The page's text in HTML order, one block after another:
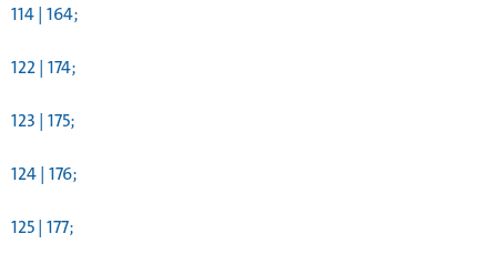
114 | 164;
122 | 174;
123 | 175;
124 | 176;
125 | 177;